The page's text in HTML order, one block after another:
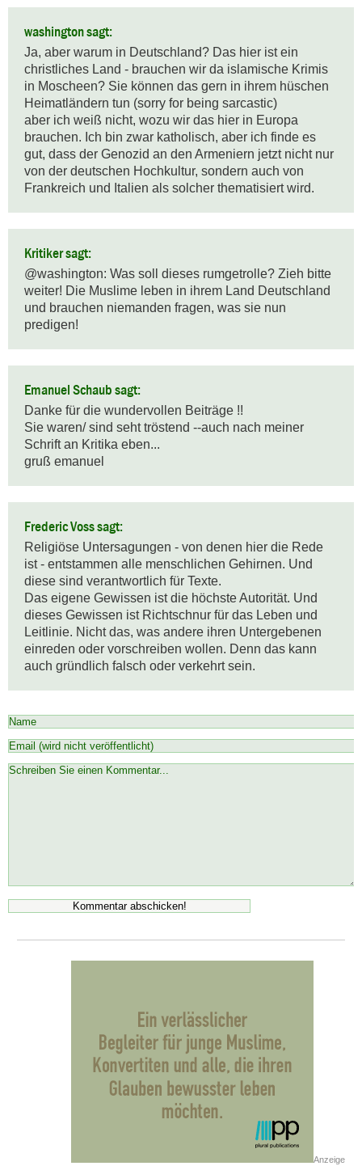
washington sagt:
Ja, aber warum in Deutschland? Das hier ist ein
christliches Land - brauchen wir da islamische Krimis
in Moscheen? Sie können das gern in ihrem hüschen
Heimatländern tun (sorry for being sarcastic)
aber ich weiß nicht, wozu wir das hier in Europa
brauchen. Ich bin zwar katholisch, aber ich finde es
gut, dass der Genozid an den Armeniern jetzt nicht nur
von der deutschen Hochkultur, sondern auch von
Frankreich und Italien als solcher thematisiert wird.
Kritiker sagt:
@washington: Was soll dieses rumgetrolle? Zieh bitte
weiter! Die Muslime leben in ihrem Land Deutschland
und brauchen niemanden fragen, was sie nun
predigen!
Emanuel Schaub sagt:
Danke für die wundervollen Beiträge !!
Sie waren/ sind seht tröstend --auch nach meiner
Schrift an Kritika eben...
gruß emanuel
Frederic Voss sagt:
Religiöse Untersagungen - von denen hier die Rede
ist - entstammen alle menschlichen Gehirnen. Und
diese sind verantwortlich für Texte.
Das eigene Gewissen ist die höchste Autorität. Und
dieses Gewissen ist Richtschnur für das Leben und
Leitlinie. Nicht das, was andere ihren Untergebenen
einreden oder vorschreiben wollen. Denn das kann
auch gründlich falsch oder verkehrt sein.
Anzeige